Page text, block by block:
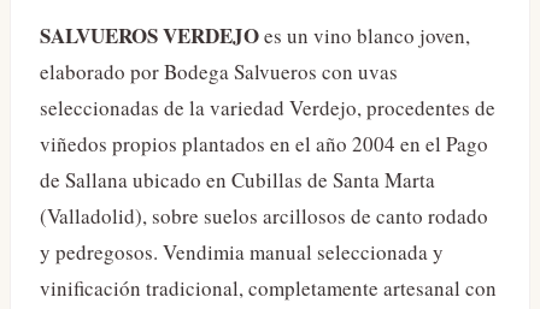
SALVUEROS VERDEJOes un vino blanco joven,
elaborado por Bodega Salvueros con uvas
seleccionadas de la variedad Verdejo, procedentes de
viñedos propios plantados en el año 2004 en el Pago
de Sallana ubicado en Cubillas de Santa Marta
(Valladolid), sobre suelos arcillosos de canto rodado
y pedregosos. Vendimia manual seleccionada y
vinificación tradicional, completamente artesanal con